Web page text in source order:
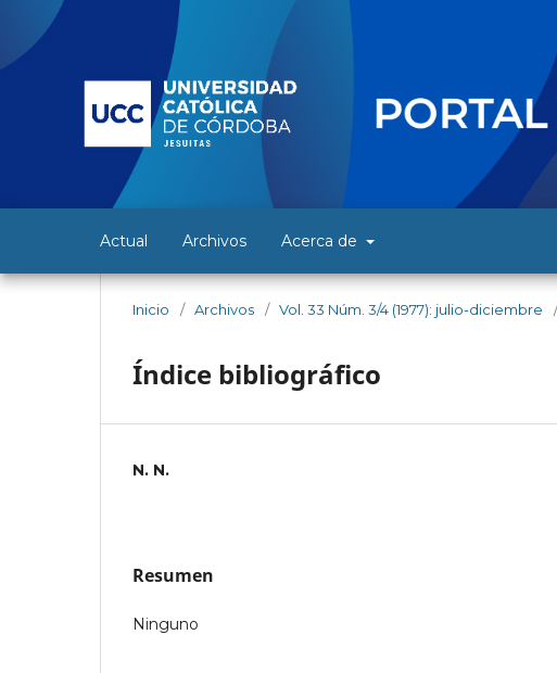
Actual Archivos Acerca de
Inicio / Archivos / Vol. 33 Núm. 3/4 (1977): julio-diciembre /
Índice bibliográfico
N. N.
Resumen
Ninguno